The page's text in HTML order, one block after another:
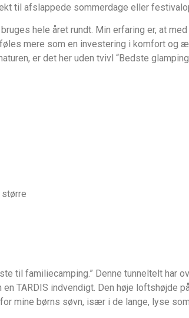
til afslappede sommerdage eller
hele året rundt. Min erfaring er, at
mere som en investering i komfort og
er det her uden tvivl “Bedste
til familiecamping.” Denne tunnel­telt har
TARDIS indvendigt. Den høje loftshøjde
mine børns søvn, især i de lange, lyse